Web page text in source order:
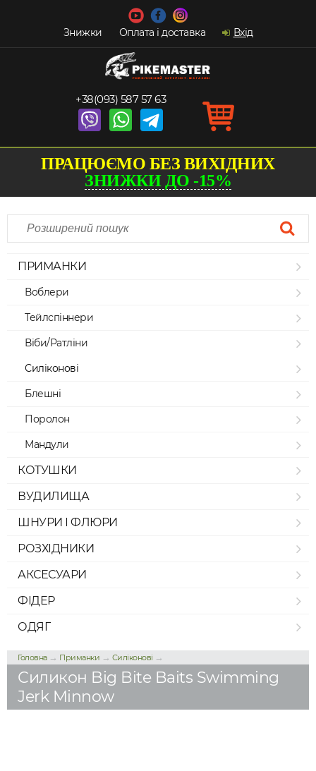
Знижки Оплата і доставка Вхід
+38(093) 587 57 63
ПРАЦЮЄМО БЕЗ ВИХІДНИХ
ЗНИЖКИ ДО -15%
ПРИМАНКИ
Воблери
Тейлспіннери
Віби/Ратліни
Силіконові
Блешні
Поролон
Мандули
КОТУШКИ
ВУДИЛИЩА
ШНУРИ І ФЛЮРИ
РОЗХІДНИКИ
АКСЕСУАРИ
ФІДЕР
ОДЯГ
Головна→ Приманки → Силіконові →
Силикон Big Bite Baits Swimming
Jerk Minnow